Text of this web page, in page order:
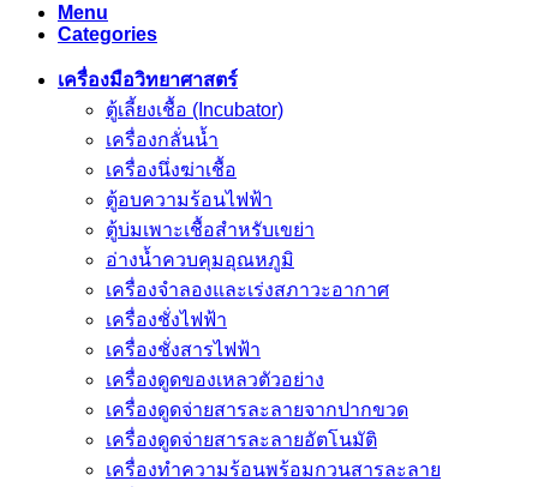
Menu
Categories
เครื่องมือวิทยาศาสตร์
ตู้เลี้ยงเชื้อ (Incubator)
เครื่องกลั่นน้ำ
เครื่องนึ่งฆ่าเชื้อ
ตู้อบความร้อนไฟฟ้า
ตู้บ่มเพาะเชื้อสำหรับเขย่า
อ่างน้ำควบคุมอุณหภูมิ
เครื่องจำลองและเร่งสภาวะอากาศ
เครื่องชั่งไฟฟ้า
เครื่องชั่งสารไฟฟ้า
เครื่องดูดของเหลวตัวอย่าง
เครื่องดูดจ่ายสารละลายจากปากขวด
เครื่องดูดจ่ายสารละลายอัตโนมัติ
เครื่องทำความร้อนพร้อมกวนสารละลาย